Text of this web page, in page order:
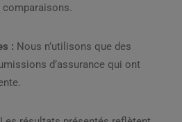
: Nous n’utilisons que des
d’assurance qui ont